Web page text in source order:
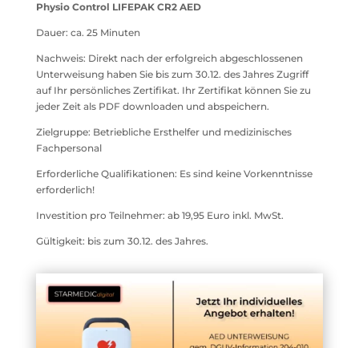
Physio Control LIFEPAK CR2 AED
Dauer: ca. 25 Minuten
Nachweis: Direkt nach der erfolgreich abgeschlossenen
Unterweisung haben Sie bis zum 30.12. des Jahres Zugriff
auf Ihr persönliches Zertifikat. Ihr Zertifikat können Sie zu
jeder Zeit als PDF downloaden und abspeichern.
Zielgruppe: Betriebliche Ersthelfer und medizinisches
Fachpersonal
Erforderliche Qualifikationen: Es sind keine Vorkenntnisse
erforderlich!
Investition pro Teilnehmer: ab 19,95 Euro inkl. MwSt.
Gültigkeit: bis zum 30.12. des Jahres.